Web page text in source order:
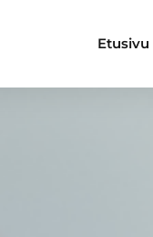
Etusivu